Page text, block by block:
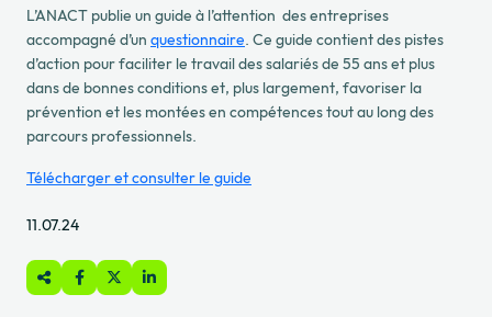
L’ANACT publie un guide à l’attention des entreprises
accompagné d’un questionnaire. Ce guide contient des pistes
d’action pour faciliter le travail des salariés de 55 ans et plus
dans de bonnes conditions et, plus largement, favoriser la
prévention et les montées en compétences tout au long des
parcours professionnels.
Télécharger et consulter le guide
11.07.24